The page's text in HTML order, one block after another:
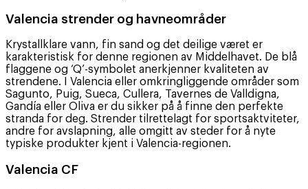
Valencia strender og havneområder
Krystallklare vann, fin sand og det deilige været er
karakteristisk for denne regionen av Middelhavet. De blå
flaggene og ‘Q’-symbolet anerkjenner kvaliteten av
strendene. I Valencia eller omkringliggende områder som
Sagunto, Puig, Sueca, Cullera, Tavernes de Valldigna,
Gandía eller Oliva er du sikker på å finne den perfekte
stranda for deg. Strender tilrettelagt for sportsaktviteter,
andre for avslapning, alle omgitt av steder for å nyte
typiske produkter kjent i Valencia-regionen.
Valencia CF